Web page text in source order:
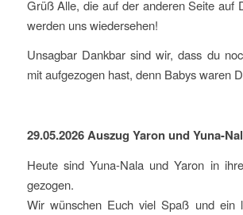
Grüß Alle, die auf der anderen Seite auf
werden uns wiedersehen!
Unsagbar Dankbar sind wir, dass du
mit aufgezogen hast, denn Babys waren
29.05.2026 Auszug Yaron und Yuna-
Heute sind Yuna-Nala und Yaron in
gezogen.
Wir wünschen Euch viel Spaß und ein